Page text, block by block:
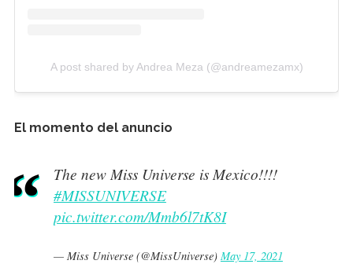
A post shared by Andrea Meza (@andreamezamx)
El momento del anuncio
The new Miss Universe is Mexico!!!!
#MISSUNIVERSE
pic.twitter.com/Mmb6l7tK8I
— Miss Universe (@MissUniverse) May 17, 2021